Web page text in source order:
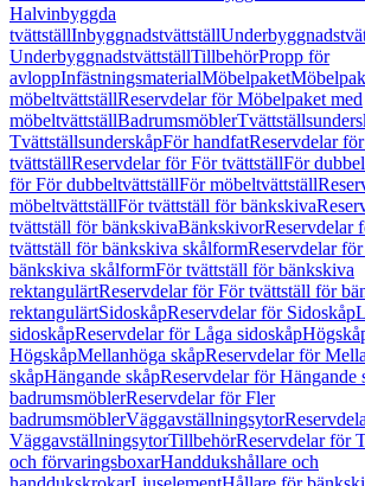
Halvinbyggda
tvättställInbyggnadstvättställ
UnderbyggnadstvättställTillbehörPropp för
avloppInfästningsmaterialMöbelpaket
möbeltvättställReservdelar för Möbelpaket med
möbeltvättställBadrumsmöbler
TvättställsunderskåpFör handfatReservdelar
tvättställReservdelar för För tvättställFör
för För dubbeltvättställFör möbeltvättställ
möbeltvättställFör tvättställ för bänkskiva
tvättställ för bänkskivaBänkskivorReservdelar
tvättställ för bänkskiva skålformReservdelar
bänkskiva skålformFör tvättställ för bänkskiva
rektangulärtReservdelar för För tvättställ för
rektangulärtSidoskåpReservdelar för Sidoskåp
sidoskåpReservdelar för Låga sidoskåp
HögskåpMellanhöga skåpReservdelar för
skåpHängande skåpReservdelar för Hängande
badrumsmöblerReservdelar för Fler
badrumsmöblerVäggavställningsytor
VäggavställningsytorTillbehörReservdelar för
och förvaringsboxarHanddukshållare och